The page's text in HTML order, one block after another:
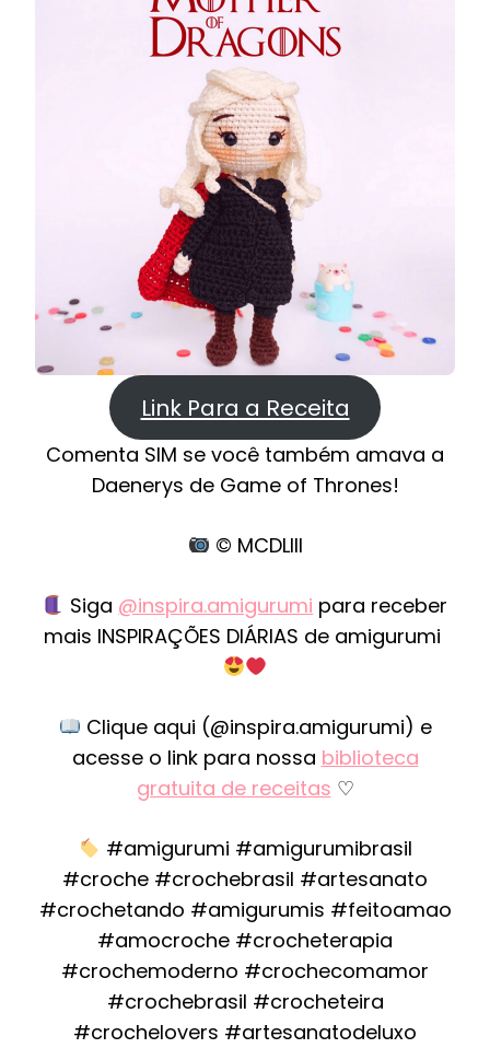
Link Para a Receita
Comenta SIM se você também amava a
Daenerys de Game of Thrones!
© MCDLIII
Siga @inspira.amigurumi para receber
mais INSPIRAÇÕES DIÁRIAS de amigurumi
Clique aqui (@inspira.amigurumi) e
acesse o link para nossa biblioteca
gratuita de receitas ♡
#amigurumi #amigurumibrasil
#croche #crochebrasil #artesanato
#crochetando #amigurumis #feitoamao
#amocroche #crocheterapia
#crochemoderno #crochecomamor
#crochebrasil #crocheteira
#crochelovers #artesanatodeluxo